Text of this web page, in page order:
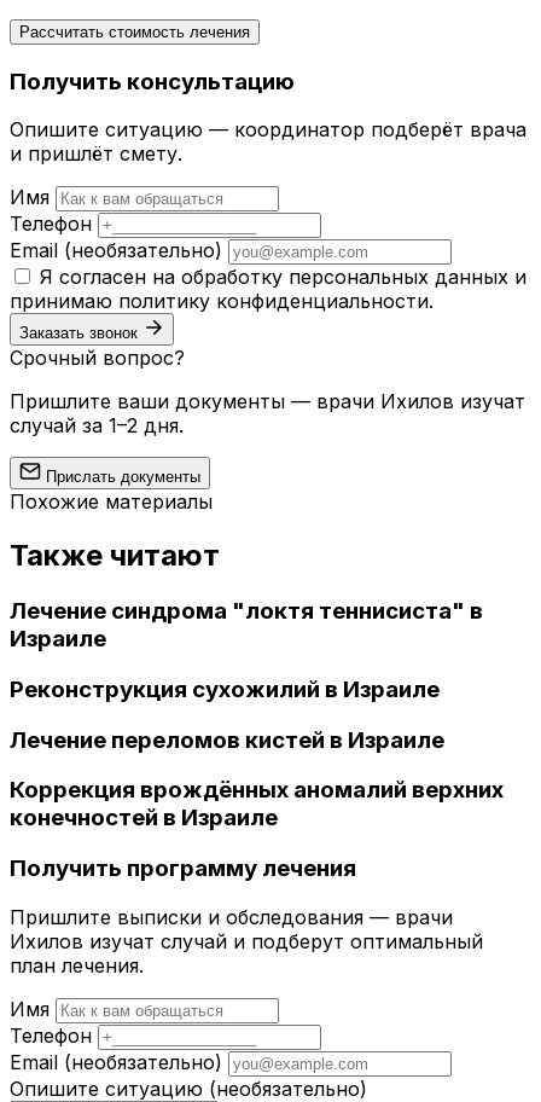
Рассчитать стоимость лечения
Получить консультацию
Опишите ситуацию — координатор подберёт врача
и пришлёт смету.
Имя
Телефон
Email (необязательно)
Я согласен на обработку персональных данных и
принимаю политику конфиденциальности.
Заказать звонок
Срочный вопрос?
Пришлите ваши документы — врачи Ихилов изучат
случай за 1–2 дня.
Прислать документы
Похожие материалы
Также читают
Лечение синдрома "локтя теннисиста" в
Израиле
Реконструкция сухожилий в Израиле
Лечение переломов кистей в Израиле
Коррекция врождённых аномалий верхних
конечностей в Израиле
Получить программу лечения
Пришлите выписки и обследования — врачи
Ихилов изучат случай и подберут оптимальный
план лечения.
Имя
Телефон
Email (необязательно)
Опишите ситуацию (необязательно)